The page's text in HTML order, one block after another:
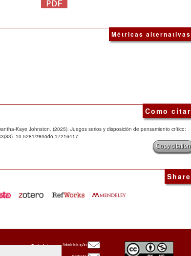
Métricas alternativas
Como citar
Kaye Johnston. (2025). Juegos serios y disposición de pensamiento crítico:
10.5281/zenodo.17216417
Copy citation
Share
Oxbridge Administração